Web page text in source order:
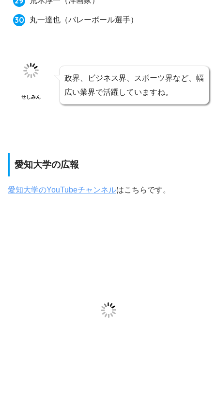
丸一達也 （バレーボール選手）
せしみん
政界、ビジネス界、スポーツ界など、幅
広い業界で活躍していますね。
愛知大学の広報
愛知大学のYouTubeチャンネルはこちらです。